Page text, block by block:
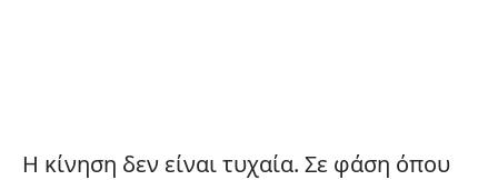
Η κίνηση δεν είναι τυχαία. Σε φάση όπου